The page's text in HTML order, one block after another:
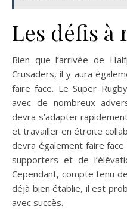
Les défis à
Bien que l’arrivée de
Crusaders, il y aura
faire face. Le Super
avec de nombreux
devra s’adapter
et travailler en étroite
devra également faire
supporters et de
Cependant, compte tenu
déjà bien établie, il est
avec succès.